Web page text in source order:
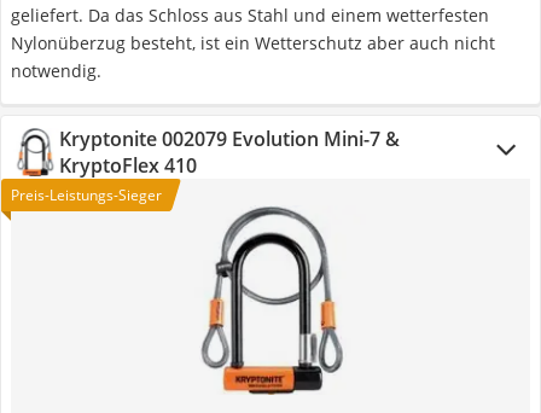
geliefert. Da das Schloss aus Stahl und einem wetterfesten
Nylonüberzug besteht, ist ein Wetterschutz aber auch nicht
notwendig.
Kryptonite 002079 Evolution Mini-7 &
KryptoFlex 410
Preis-Leistungs-Sieger